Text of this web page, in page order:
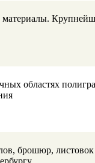
областях
брошюр,